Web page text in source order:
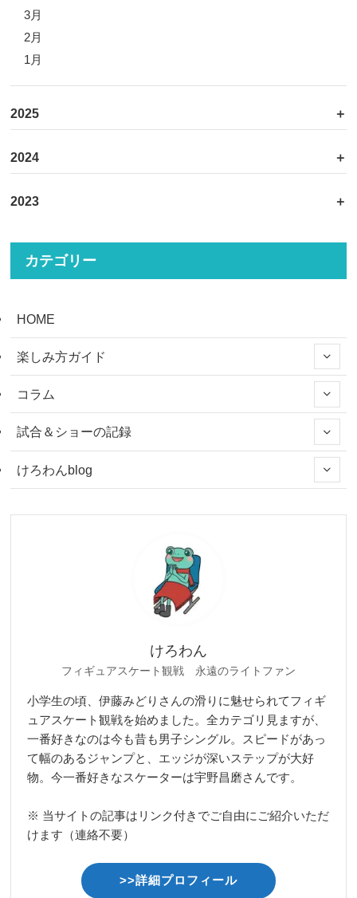
3月
2月
1月
2025
2024
2023
カテゴリー
HOME
楽しみ方ガイド
コラム
試合＆ショーの記録
けろわんblog
けろわん
フィギュアスケート観戦 永遠のライトファン
小学生の頃、伊藤みどりさんの滑りに魅せられてフィギ
ュアスケート観戦を始めました。全カテゴリ見ますが、
一番好きなのは今も昔も男子シングル。スピードがあっ
て幅のあるジャンプと、エッジが深いステップが大好
物。今一番好きなスケーターは宇野昌磨さんです。
※ 当サイトの記事はリンク付きでご自由にご紹介いただ
けます（連絡不要）
>>詳細プロフィール